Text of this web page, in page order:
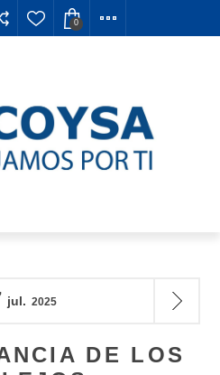
0
DE LOS
jul. 2025